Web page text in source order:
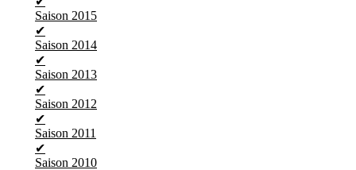
Saison 2015
✔
Saison 2014
✔
Saison 2013
✔
Saison 2012
✔
Saison 2011
✔
Saison 2010